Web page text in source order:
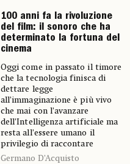
100 anni fa la rivoluzione
del film: il sonoro che ha
determinato la fortuna del
cinema
Oggi come in passato il timore
che la tecnologia finisca di
dettare legge
all’immaginazione è più vivo
che mai con l’avanzare
dell’Intelligenza artificiale ma
resta all’essere umano il
privilegio di raccontare
Germano D’Acquisto